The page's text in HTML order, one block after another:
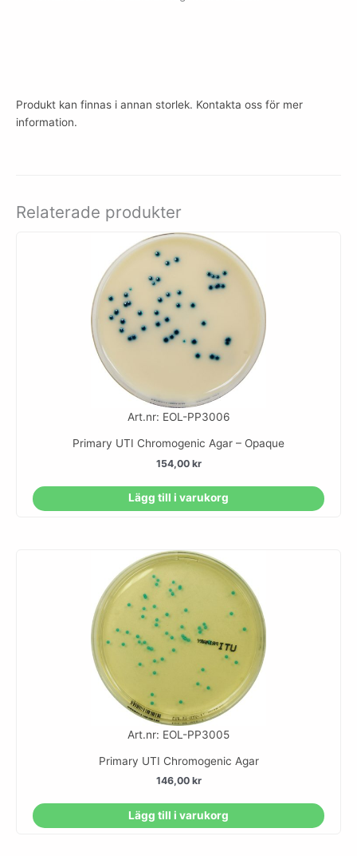
Produkt kan finnas i annan storlek. Kontakta oss för mer
information.
Relaterade produkter
Art.nr: EOL-PP3006
Primary UTI Chromogenic Agar – Opaque
154,00 kr
Lägg till i varukorg
Art.nr: EOL-PP3005
Primary UTI Chromogenic Agar
146,00 kr
Lägg till i varukorg